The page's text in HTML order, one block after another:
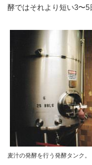
酵ではそれより短い3〜5
麦汁の発酵を行う発酵タンク。